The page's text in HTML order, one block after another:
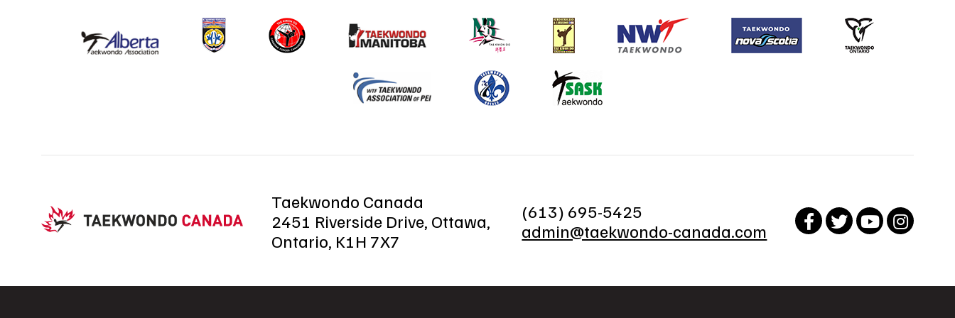
Taekwondo Canada
2451 Riverside Drive, Ottawa,
Ontario, K1H 7X7
(613) 695-5425
admin@taekwondo-canada.com